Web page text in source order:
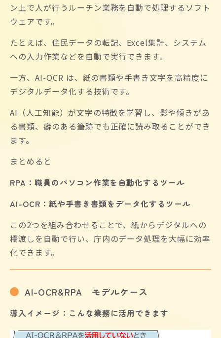
ン上で人が行うルーチン業務を自動で処理するソフト
ウェアです。
たとえば、住民データの転記、Excel集計、システム
への入力作業などを自動で実行できます。
一方、AI-OCR は、紙の書類や手書き文字を高精度に
デジタルデータ化する技術です。
AI（人工知能）が文字の特徴を学習し、影や傾きがあ
る書類、癖のある筆跡でも正確に読み取ることができ
ます。
まとめると
RPA：職員のパソコン作業を自動化するツール
AI-OCR：紙や手書き書類をデータ化するツール
この2つを組み合わせることで、紙からデジタルへの
橋渡しを自動で行い、庁内のデータ処理を大幅に効率
化できます。
AI-OCR&RPA モデルケース
導入イメージ：こんな業務に活用できます